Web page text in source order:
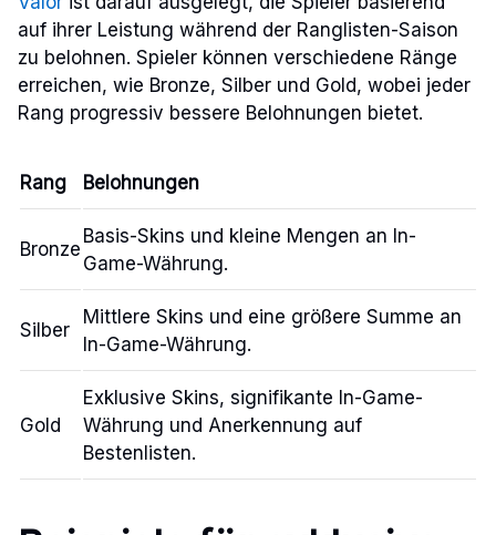
auf ihrer Leistung während der Ranglisten-Saison
zu belohnen. Spieler können verschiedene Ränge
erreichen, wie Bronze, Silber und Gold, wobei jeder
Rang progressiv bessere Belohnungen bietet.
Rang Belohnungen
Bronze
Basis-Skins und kleine Mengen an In-
Game-Währung.
Silber
Mittlere Skins und eine größere Summe an
In-Game-Währung.
Gold
Exklusive Skins, signifikante In-Game-
Währung und Anerkennung auf
Bestenlisten.